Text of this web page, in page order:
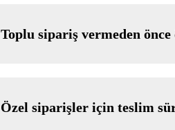
Toplu sipariş vermeden
Özel siparişler için teslim